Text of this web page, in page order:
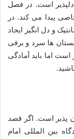
دلپذیر است. در فصل
پیدا می کند. در
و دل انگیز ایجاد
ها سرد و برفی
اما باید آمادگی
پذیر است. اگر قصد
بین المللی امام